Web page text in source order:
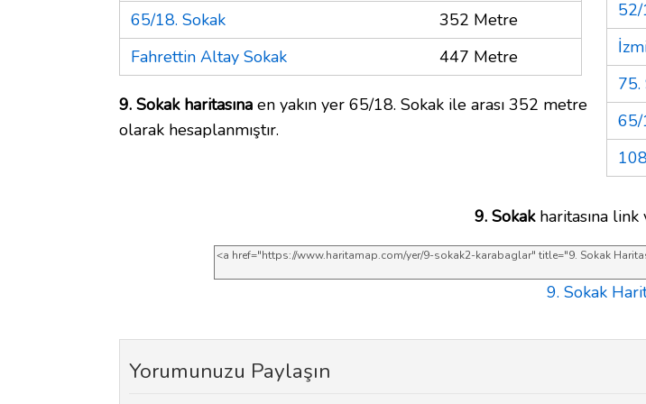
65/18. Sokak
352 Metre
Fahrettin Altay Sokak
447 Metre
9. Sokak haritasına en yakın yer 65/18. Sokak ile arası 352 metre
olarak hesaplanmıştır.
52/
75.
65/
9. Sokakharitasına link
9. Sokak
Yorumunuzu Paylaşın